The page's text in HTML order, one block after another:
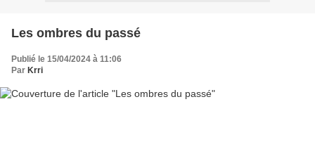
Les ombres du passé
Publié le 15/04/2024 à 11:06
Par Krri